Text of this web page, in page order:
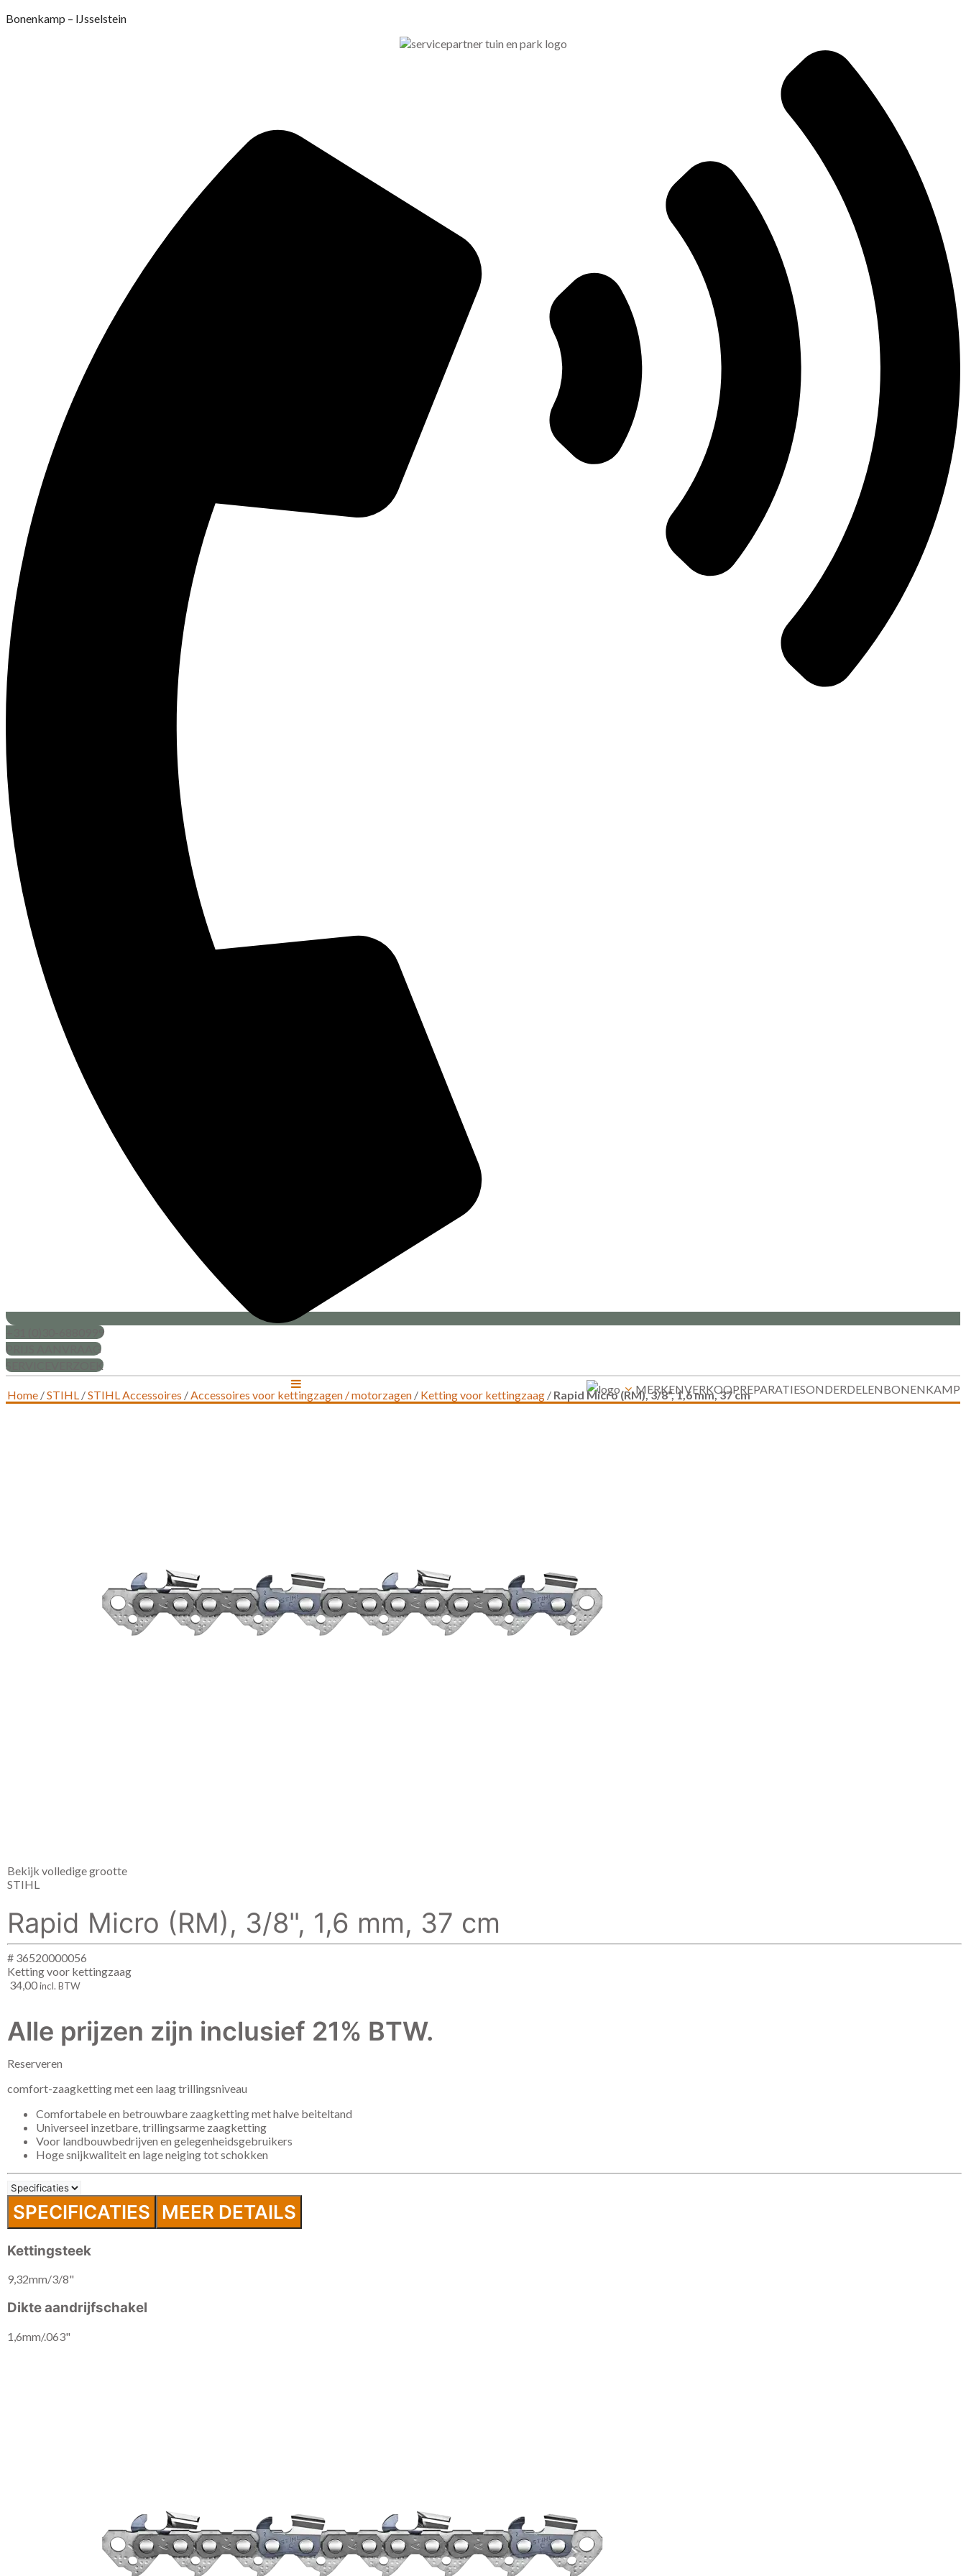
Ga
Bonenkamp – IJsselstein
+31 (0)30-6880999
PRIJS AANVRAAG
SERVICEVERZOEK
MERKENVERKOOPREPARATIESONDERDELENBONENKAMP
Home /STIHL /STIHL Accessoires / Accessoires voor kettingzagen / motorzagen / Ketting voor kettingzaag / Rapid Micro (RM), 3/8", 1,6 mm, 37 cm
Bekijk volledige grootte
STIHL
Rapid Micro (RM), 3/8", 1,6 mm, 37 cm
# 36520000056
Ketting voor kettingzaag
34,00incl. BTW
Alle prijzen zijn inclusief 21% BTW.
Reserveren
comfort-zaagketting met een laag trillingsniveau
Comfortabele en betrouwbare zaagketting met halve beiteltand
Universeel inzetbare, trillingsarme zaagketting
Voor landbouwbedrijven en gelegenheidsgebruikers
Hoge snijkwaliteit en lage neiging tot schokken
SPECIFICATIES MEER DETAILS
Kettingsteek
9,32mm/3/8"
Dikte aandrijfschakel
1,6mm/.063"